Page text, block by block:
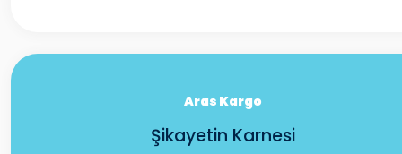
Aras Kargo
Şikayetin Karnesi